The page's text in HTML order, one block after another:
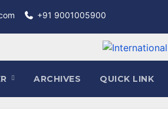
+91 9001005900
ARCHIVES QUICK LINK